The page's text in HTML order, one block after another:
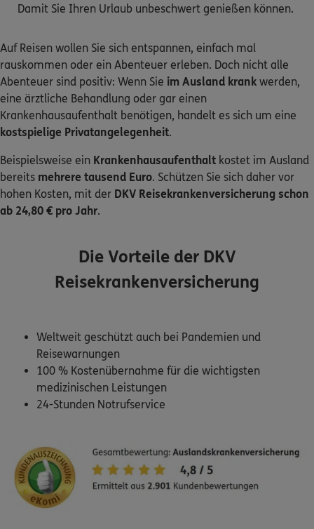
Kontakt
Meine Versicherungen
Sehen Sie auf einen Blick Ihre Versicherungen bei ERGO,
dem ERGO Rechtsschutz und der DKV.
Zum Kundenportal
Bequem online oder telefonisch.
0800 / 3746 444
ERGO Berater finden
Kundenportal Log-in
Damit Sie Ihren Urlaub unbeschwert genießen können.
Auf Reisen wollen Sie sich entspannen, einfach mal
rauskommen oder ein Abenteuer erleben. Doch nicht alle
Abenteuer sind positiv: Wenn Sie im Ausland krank werden,
eine ärztliche Behandlung oder gar einen
Krankenhausaufenthalt benötigen, handelt es sich um eine
kostspielige Privatangelegenheit.
Beispielsweise ein Krankenhausaufenthalt kostet im Ausland
bereits mehrere tausend Euro. Schützen Sie sich daher vor
hohen Kosten, mit der DKV Reisekrankenversicherung schon
ab 24,80 € pro Jahr.
Die Vorteile der DKV
Reisekrankenversicherung
Weltweit geschützt auch bei Pandemien und
Reisewarnungen
100 % Kostenübernahme für die wichtigsten
medizinischen Leistungen
24-Stunden Notrufservice